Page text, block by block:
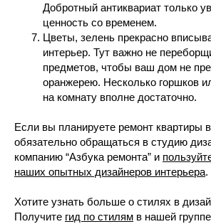
Добротный антиквариат только
ценность со временем.
Цветы, зелень прекрасно
интерьер. Тут важно не
предметов, чтобы ваш дом не
оранжерею. Несколько горшков
на комнату вполне достаточно.
Если вы планируете ремонт квартиры
обязательно обращаться в студию
компанию “Азбука ремонта” и
наших опытных дизайнеров интерьера.
Хотите узнать больше о стилях в
Получите гид по стилям в нашей